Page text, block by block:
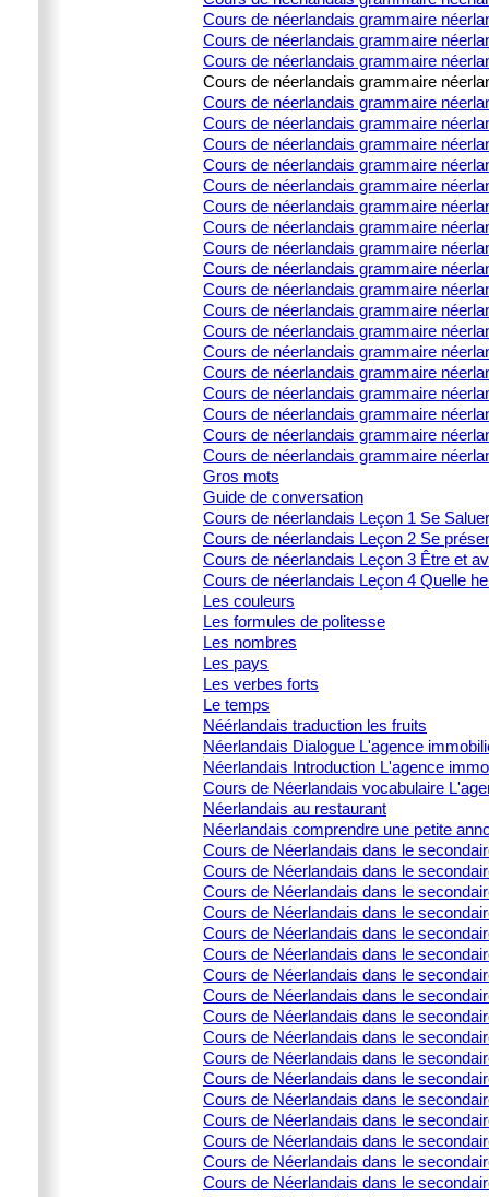
Cours de néerlandais grammaire
Cours de néerlandais grammaire
Cours de néerlandais grammaire
Cours de néerlandais grammaire
Cours de néerlandais grammaire
Cours de néerlandais grammaire
Cours de néerlandais grammaire
Cours de néerlandais grammaire
Cours de néerlandais grammaire
Cours de néerlandais grammaire
Cours de néerlandais grammaire
Cours de néerlandais grammaire
Cours de néerlandais grammaire
Cours de néerlandais grammaire
Cours de néerlandais grammaire
Cours de néerlandais grammaire
Cours de néerlandais grammaire
Cours de néerlandais grammaire
Cours de néerlandais grammaire
Cours de néerlandais grammaire
Cours de néerlandais grammaire
Cours de néerlandais grammaire
Gros mots
Guide de conversation
Cours de néerlandais Leçon 1 Se Saluer
Cours de néerlandais Leçon 2 Se
Cours de néerlandais Leçon 3 Être et
Cours de néerlandais Leçon 4 Quelle
Les couleurs
Les formules de politesse
Les nombres
Les pays
Les verbes forts
Le temps
Néérlandais traduction les fruits
Néerlandais Dialogue L'agence
Néerlandais Introduction L'agence
Cours de Néerlandais vocabulaire
Néerlandais au restaurant
Néerlandais comprendre une petite
Cours de Néerlandais dans le
Cours de Néerlandais dans le
Cours de Néerlandais dans le
Cours de Néerlandais dans le
Cours de Néerlandais dans le
Cours de Néerlandais dans le
Cours de Néerlandais dans le
Cours de Néerlandais dans le
Cours de Néerlandais dans le
Cours de Néerlandais dans le
Cours de Néerlandais dans le
Cours de Néerlandais dans le
Cours de Néerlandais dans le
Cours de Néerlandais dans le
Cours de Néerlandais dans le
Cours de Néerlandais dans le
Cours de Néerlandais dans le